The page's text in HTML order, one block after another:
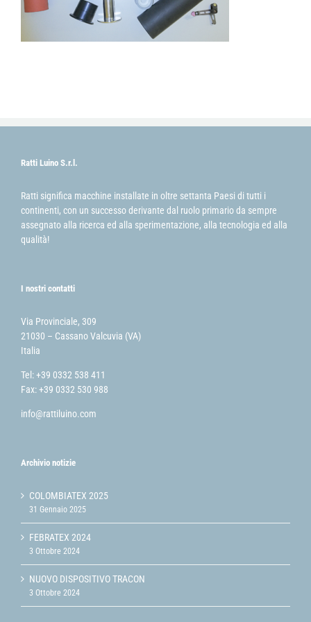
Ratti Luino S.r.l.
Ratti significa macchine installate in oltre settanta Paesi di tutti i
continenti, con un successo derivante dal ruolo primario da sempre
assegnato alla ricerca ed alla sperimentazione, alla tecnologia ed alla
qualità!
I nostri contatti
Via Provinciale, 309
21030 – Cassano Valcuvia (VA)
Italia
Tel: +39 0332 538 411
Fax: +39 0332 530 988
info@rattiluino.com
Archivio notizie
COLOMBIATEX 2025
31 Gennaio 2025
FEBRATEX 2024
3 Ottobre 2024
NUOVO DISPOSITIVO TRACON
3 Ottobre 2024